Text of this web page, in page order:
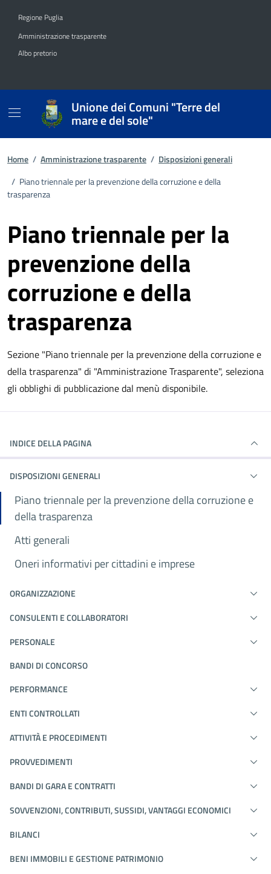
Regione Puglia
Amministrazione trasparente
Albo pretorio
Unione dei Comuni "Terre del
mare e del sole"
Home / Amministrazione trasparente / Disposizioni generali
/ Piano triennale per la prevenzione della corruzione e della
trasparenza
Piano triennale per la
prevenzione della
corruzione e della
trasparenza
Sezione "Piano triennale per la prevenzione della corruzione e
della trasparenza" di "Amministrazione Trasparente", seleziona
gli obblighi di pubblicazione dal menù disponibile.
INDICE DELLA PAGINA
DISPOSIZIONI GENERALI
Piano triennale per la prevenzione della corruzione e
della trasparenza
Atti generali
Oneri informativi per cittadini e imprese
ORGANIZZAZIONE
CONSULENTI E COLLABORATORI
PERSONALE
BANDI DI CONCORSO
PERFORMANCE
ENTI CONTROLLATI
ATTIVITÀ E PROCEDIMENTI
PROVVEDIMENTI
BANDI DI GARA E CONTRATTI
SOVVENZIONI, CONTRIBUTI, SUSSIDI, VANTAGGI ECONOMICI
BILANCI
BENI IMMOBILI E GESTIONE PATRIMONIO